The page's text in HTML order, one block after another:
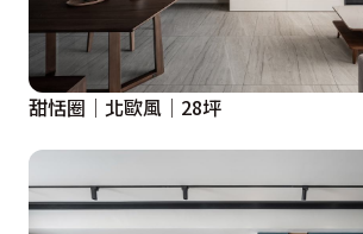
甜恬圈│北歐風│28坪